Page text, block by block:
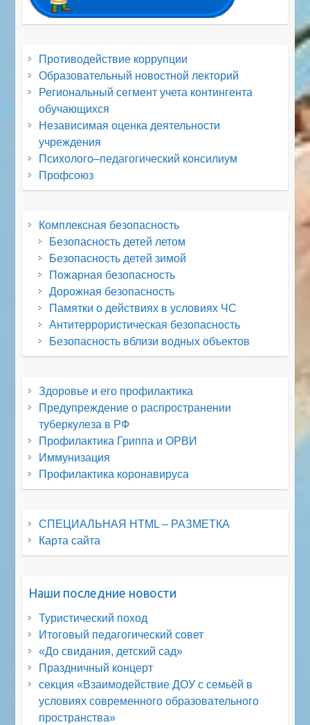
Противодействие коррупции
Образовательный новостной лекторий
Региональный сегмент учета контингента
обучающихся
Независимая оценка деятельности
учреждения
Психолого–педагогический консилиум
Профсоюз
Комплексная безопасность
Безопасность детей летом
Безопасность детей зимой
Пожарная безопасность
Дорожная безопасность
Памятки о действиях в условиях ЧС
Антитеррористическая безопасность
Безопасность вблизи водных объектов
Здоровье и его профилактика
Предупреждение о распространении
туберкулеза в РФ
Профилактика Гриппа и ОРВИ
Иммунизация
Профилактика коронавируса
СПЕЦИАЛЬНАЯ HTML – РАЗМЕТКА
Карта сайта
Наши последние новости
Туристический поход
Итоговый педагогический совет
«До свидания, детский сад»
Праздничный концерт
секция «Взаимодействие ДОУ с семьёй в
условиях современного образовательного
пространства»